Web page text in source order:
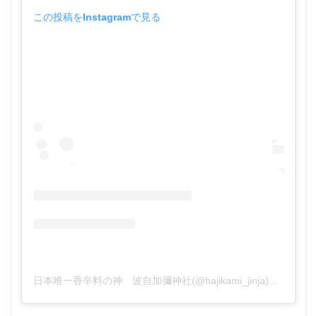
この投稿をInstagramで見る